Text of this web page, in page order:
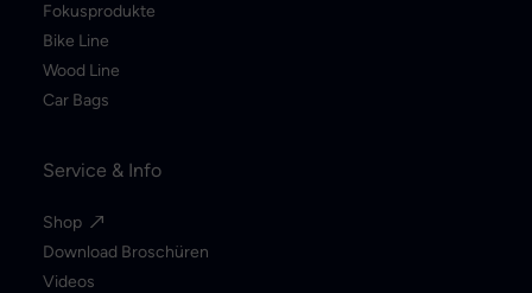
Fokusprodukte
Bike Line
Wood Line
Car Bags
Service & Info
Shop
Download Broschüren
Videos